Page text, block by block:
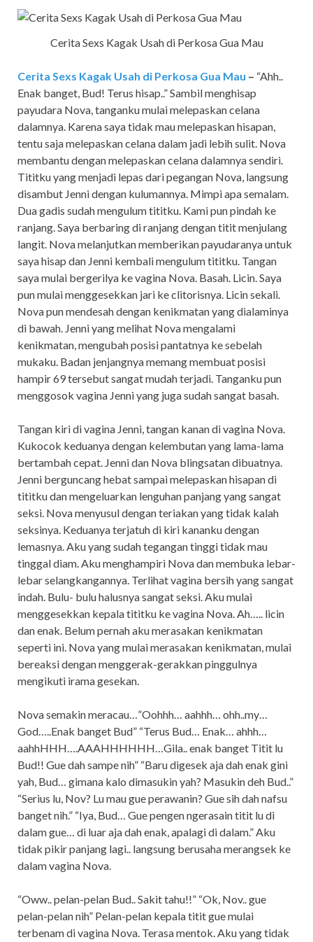
Cerita Sexs Kagak Usah di Perkosa Gua Mau
Cerita Sexs Kagak Usah di Perkosa Gua Mau – “Ahh..
Enak banget, Bud! Terus hisap..” Sambil menghisap
payudara Nova, tanganku mulai melepaskan celana
dalamnya. Karena saya tidak mau melepaskan hisapan,
tentu saja melepaskan celana dalam jadi lebih sulit. Nova
membantu dengan melepaskan celana dalamnya sendiri.
Tititku yang menjadi lepas dari pegangan Nova, langsung
disambut Jenni dengan kulumannya. Mimpi apa semalam.
Dua gadis sudah mengulum tititku. Kami pun pindah ke
ranjang. Saya berbaring di ranjang dengan titit menjulang
langit. Nova melanjutkan memberikan payudaranya untuk
saya hisap dan Jenni kembali mengulum tititku. Tangan
saya mulai bergerilya ke vagina Nova. Basah. Licin. Saya
pun mulai menggesekkan jari ke clitorisnya. Licin sekali.
Nova pun mendesah dengan kenikmatan yang dialaminya
di bawah. Jenni yang melihat Nova mengalami
kenikmatan, mengubah posisi pantatnya ke sebelah
mukaku. Badan jenjangnya memang membuat posisi
hampir 69 tersebut sangat mudah terjadi. Tanganku pun
menggosok vagina Jenni yang juga sudah sangat basah.
Tangan kiri di vagina Jenni, tangan kanan di vagina Nova.
Kukocok keduanya dengan kelembutan yang lama-lama
bertambah cepat. Jenni dan Nova blingsatan dibuatnya.
Jenni berguncang hebat sampai melepaskan hisapan di
tititku dan mengeluarkan lenguhan panjang yang sangat
seksi. Nova menyusul dengan teriakan yang tidak kalah
seksinya. Keduanya terjatuh di kiri kananku dengan
lemasnya. Aku yang sudah tegangan tinggi tidak mau
tinggal diam. Aku menghampiri Nova dan membuka lebar-
lebar selangkangannya. Terlihat vagina bersih yang sangat
indah. Bulu- bulu halusnya sangat seksi. Aku mulai
menggesekkan kepala tititku ke vagina Nova. Ah….. licin
dan enak. Belum pernah aku merasakan kenikmatan
seperti ini. Nova yang mulai merasakan kenikmatan, mulai
bereaksi dengan menggerak-gerakkan pinggulnya
mengikuti irama gesekan.
Nova semakin meracau…”Oohhh… aahhh… ohh..my…
God…..Enak banget Bud” “Terus Bud… Enak… ahhh…
aahhHHH….AAAHHHHHH…Gila.. enak banget Titit lu
Bud!! Gue dah sampe nih” “Baru digesek aja dah enak gini
yah, Bud… gimana kalo dimasukin yah? Masukin deh Bud..”
“Serius lu, Nov? Lu mau gue perawanin? Gue sih dah nafsu
banget nih.” “Iya, Bud… Gue pengen ngerasain titit lu di
dalam gue… di luar aja dah enak, apalagi di dalam.” Aku
tidak pikir panjang lagi.. langsung berusaha merangsek ke
dalam vagina Nova.
“Oww.. pelan-pelan Bud.. Sakit tahu!!” “Ok, Nov.. gue
pelan-pelan nih” Pelan-pelan kepala titit gue mulai
terbenam di vagina Nova. Terasa mentok. Aku yang tidak